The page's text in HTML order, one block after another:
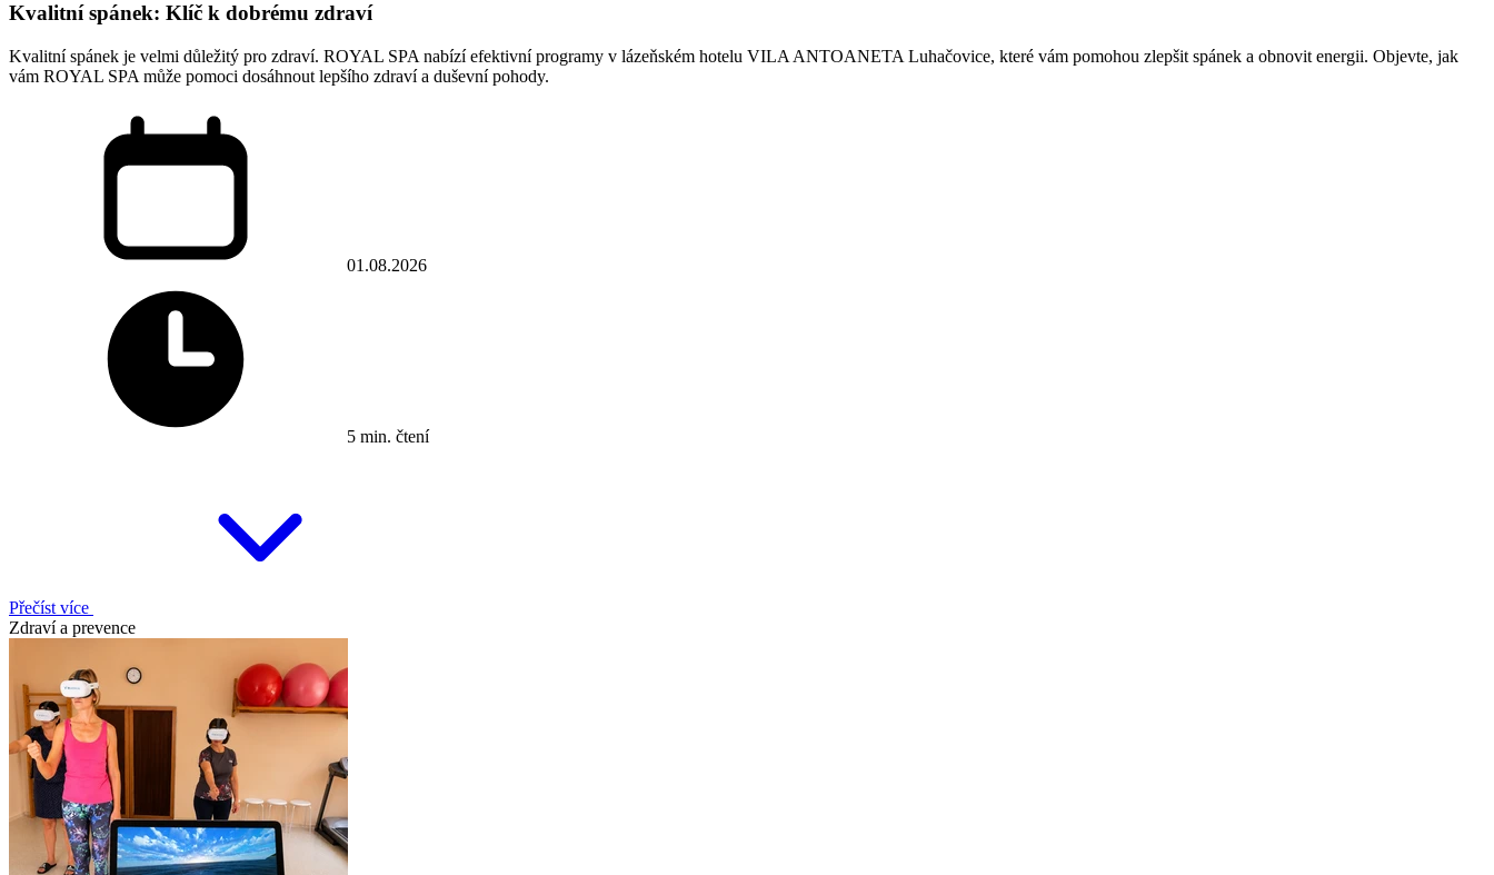
Kvalitní spánek: Klíč k dobrému zdraví
Kvalitní spánek je velmi důležitý pro zdraví. ROYAL SPA nabízí efektivní programy v lázeňském hotelu VILA ANTOANETA Luhačovice, které vám pomohou zlepšit spánek a obnovit energii. Objevte, jak
vám ROYAL SPA může pomoci dosáhnout lepšího zdraví a duševní pohody.
01.08.2026
5 min. čtení
Přečíst více
Zdraví a prevence